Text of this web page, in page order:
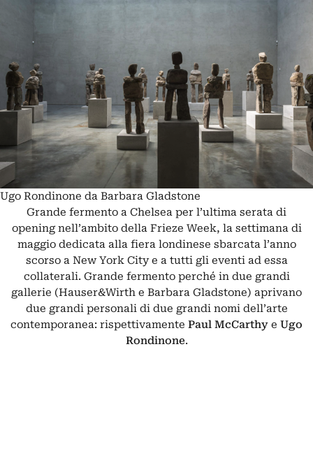
Ugo Rondinone da Barbara Gladstone
Grande fermento a Chelsea per l’ultima serata di
opening nell’ambito della Frieze Week, la settimana di
maggio dedicata alla fiera londinese sbarcata l’anno
scorso a New York City e a tutti gli eventi ad essa
collaterali. Grande fermento perché in due grandi
gallerie (Hauser&Wirth e Barbara Gladstone) aprivano
due grandi personali di due grandi nomi dell’arte
contemporanea: rispettivamente Paul McCarthy e Ugo
Rondinone.